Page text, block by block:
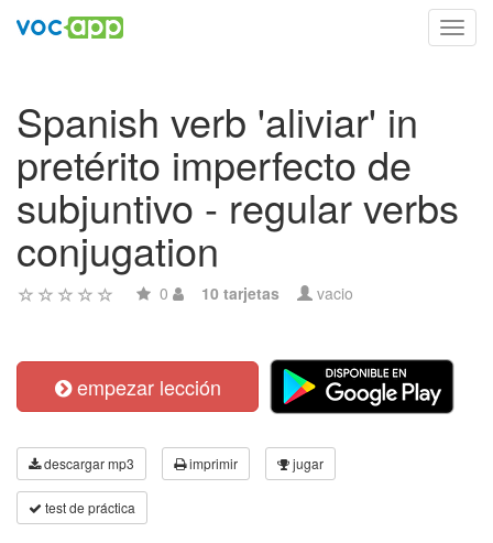
Spanish verb 'aliviar' in
pretérito imperfecto de
subjuntivo - regular verbs
conjugation
0 10 tarjetas vacio
empezar lección
descargar mp3 imprimir jugar
test de práctica